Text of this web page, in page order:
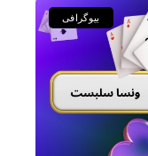
بیوگرافی